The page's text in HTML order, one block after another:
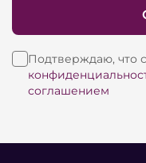
Подтверждаю, что
соглашением